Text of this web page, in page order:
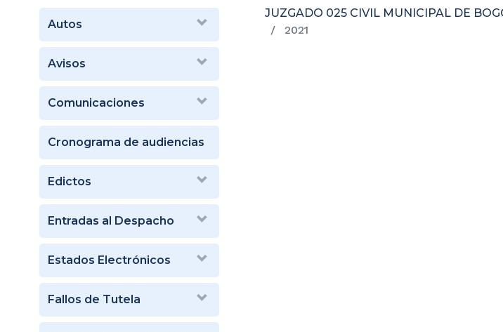
Autos
Avisos
Comunicaciones
Cronograma de audiencias
Edictos
Entradas al Despacho
Estados Electrónicos
Fallos de Tutela
JUZGADO 025 CIVIL MUNICIPAL DE
2021